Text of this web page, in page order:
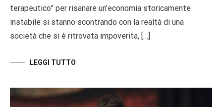
terapeutico” per risanare un’economia storicamente
instabile si stanno scontrando con la realtà di una
società che si è ritrovata impoverita, […]
LEGGI TUTTO